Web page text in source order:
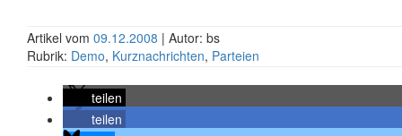
Artikel vom 09.12.2008 | Autor: bs
Rubrik: Demo, Kurznachrichten, Parteien
teilen
teilen